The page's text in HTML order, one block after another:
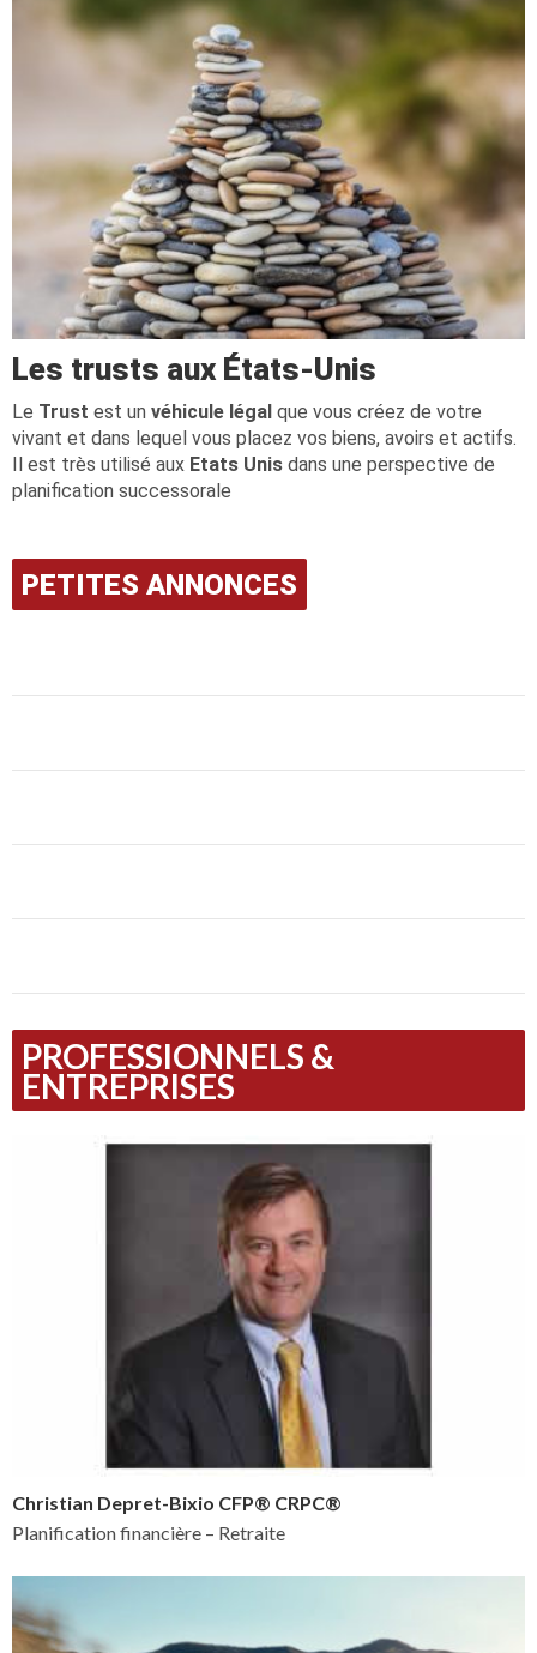
Les trusts aux États-Unis
Le Trust est un véhicule légal que vous créez de votre
vivant et dans lequel vous placez vos biens, avoirs et actifs.
Il est très utilisé aux Etats Unis dans une perspective de
planification successorale
PETITES ANNONCES
PROFESSIONNELS &
ENTREPRISES
Christian Depret-Bixio CFP® CRPC®
Planification financière – Retraite